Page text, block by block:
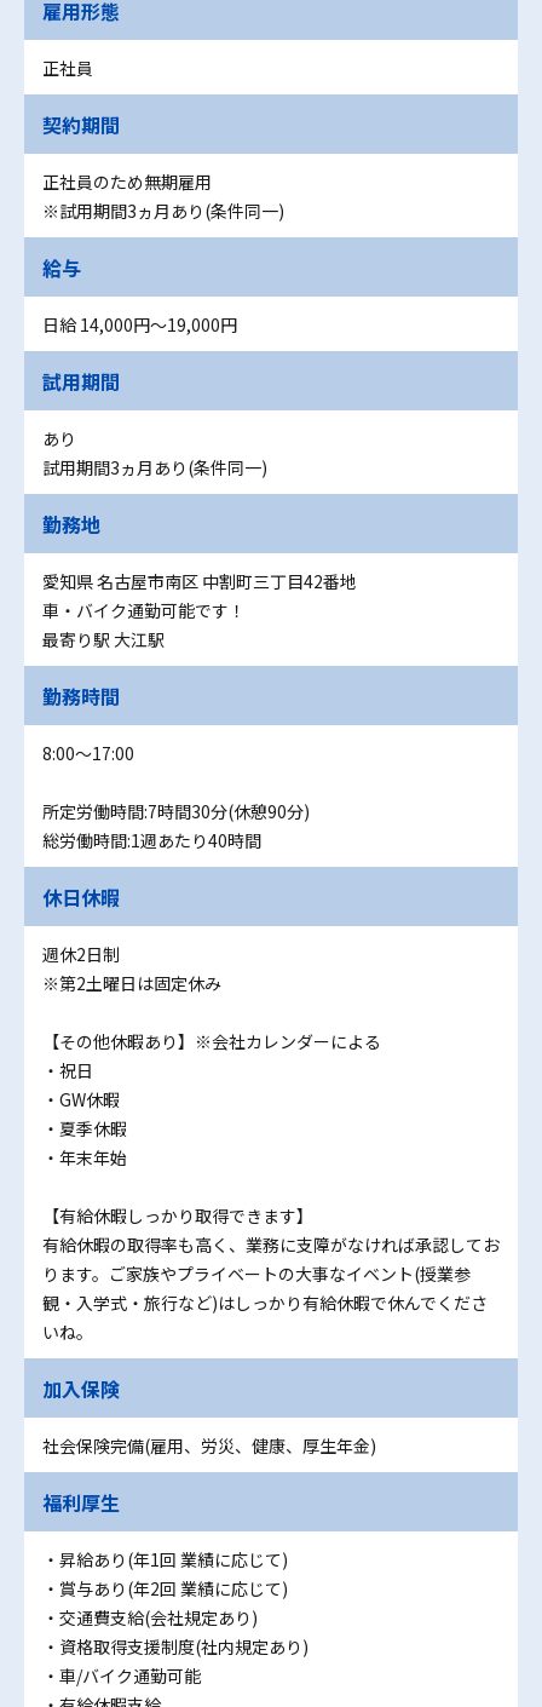
雇用形態
正社員
契約期間
正社員のため無期雇用
※試用期間3ヵ月あり(条件同一)
給与
日給 14,000円〜19,000円
試用期間
あり
試用期間3ヵ月あり(条件同一)
勤務地
愛知県 名古屋市南区 中割町三丁目42番地
車・バイク通勤可能です！
最寄り駅 大江駅
勤務時間
8:00～17:00
所定労働時間:7時間30分(休憩90分)
総労働時間:1週あたり40時間
休日休暇
週休2日制
※第2土曜日は固定休み
【その他休暇あり】※会社カレンダーによる
・祝日
・GW休暇
・夏季休暇
・年末年始
【有給休暇しっかり取得できます】
有給休暇の取得率も高く、業務に支障がなければ承認してお
ります。ご家族やプライベートの大事なイベント(授業参
観・入学式・旅行など)はしっかり有給休暇で休んでくださ
いね。
加入保険
社会保険完備(雇用、労災、健康、厚生年金)
福利厚生
・昇給あり(年1回 業績に応じて)
・賞与あり(年2回 業績に応じて)
・交通費支給(会社規定あり)
・資格取得支援制度(社内規定あり)
・車/バイク通勤可能